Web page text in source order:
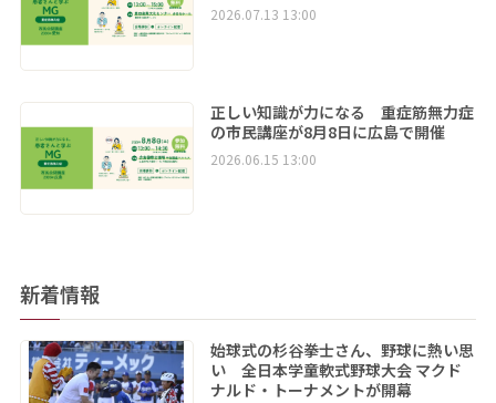
2026.07.13 13:00
正しい知識が力になる 重症筋無力症
の市民講座が8月8日に広島で開催
2026.06.15 13:00
新着情報
始球式の杉谷拳士さん、野球に熱い思
い 全日本学童軟式野球大会 マクド
ナルド・トーナメントが開幕